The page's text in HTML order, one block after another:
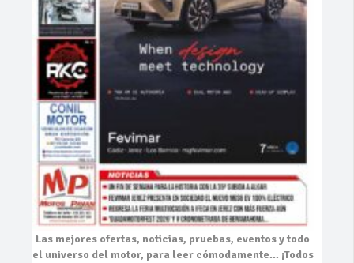
Las mejores ofertas, noticias, pruebas, eventosy todo
el universo del motor, para leer cómodamente… ¡Todos